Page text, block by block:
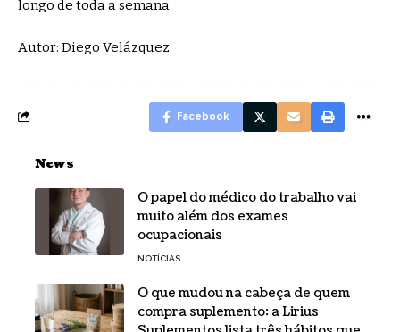
longo de toda a semana.
Autor: Diego Velázquez
Facebook
News
O papel do médico do trabalho vai
muito além dos exames
ocupacionais
NOTÍCIAS
O que mudou na cabeça de quem
compra suplemento: a Lirius